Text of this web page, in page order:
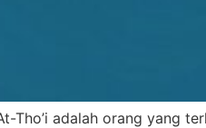
Tho’i adalah orang yang